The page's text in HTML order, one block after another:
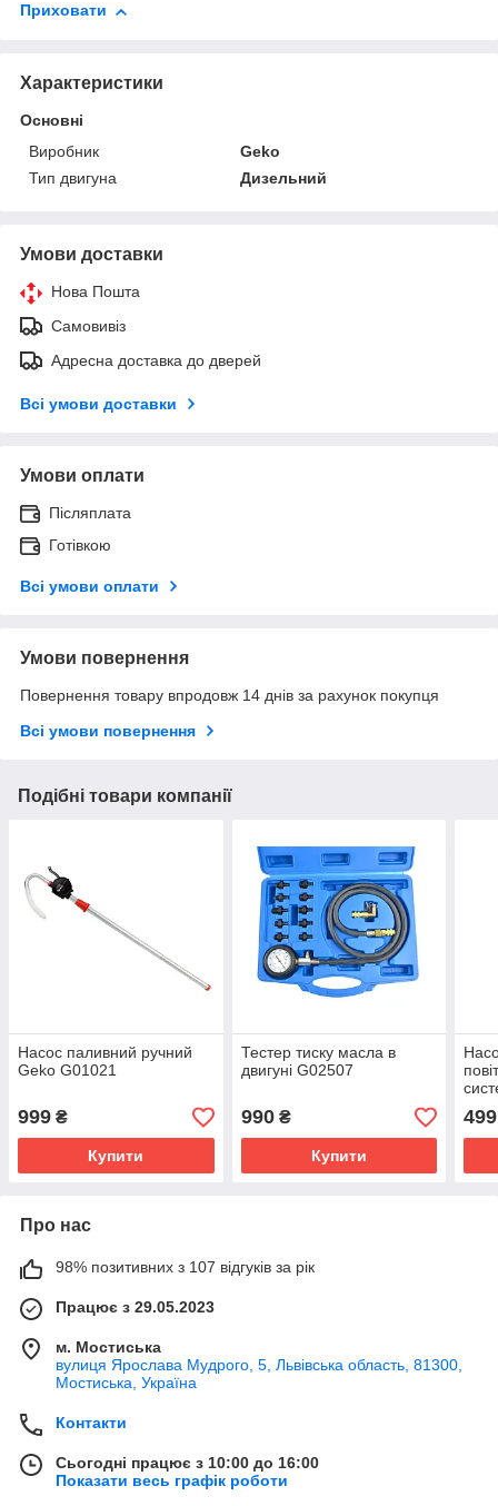
Приховати
Характеристики
Основні
Виробник
Geko
Тип двигуна
Дизельний
Умови доставки
Нова Пошта
Самовивіз
Адресна доставка до дверей
Всі умови доставки
Умови оплати
Післяплата
Готівкою
Всі умови оплати
Умови повернення
Повернення товару впродовж 14 днів за рахунок покупця
Всі умови повернення
Подібні товари компанії
Насос паливний ручний
Geko G01021
999 ₴
Купити
Тестер тиску масла в
двигуні G02507
990₴
Купити
499
Про нас
98% позитивних з 107 відгуків за рік
Працює з 29.05.2023
м. Мостиська
вулиця Ярослава Мудрого, 5, Львівська область, 81300,
Мостиська, Україна
Контакти
Сьогодні працює з 10:00 до 16:00
Показати весь графік роботи